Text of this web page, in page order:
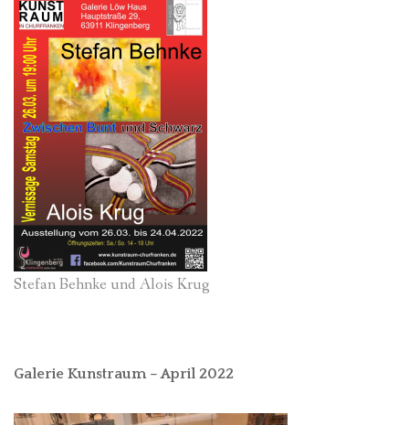
Stefan Behnke und Alois Krug
Galerie Kunstraum – April 2022